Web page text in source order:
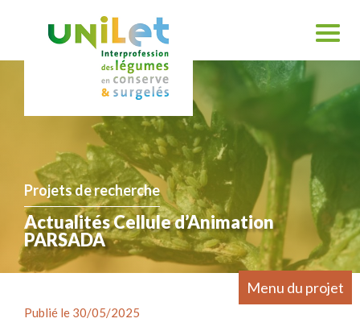
Projets de recherche
Actualités Cellule d’Animation
PARSADA
Menu du projet
Publié le 30/05/2025